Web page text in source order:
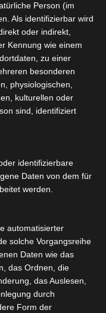
Club Sportif de Korba
(CSK)
Sidi Bouzid
Ligue 2 Pro
Jendouba Sports (JS)
Sidi Bouzid
Ligue 2 Pro
Sidi Bouzid
Ligue 2 Pro
Sidi Bouzid
Ligue 2 Pro
Avenir Sportif de
Kasserine (ASK)
Sidi Bouzid
Ligue 2 Pro
Person (im
Als identifizierbar wird
oder indirekt,
Kennung wie einem
zu einer
besonderen
physiologischen,
kulturellen oder
sind, identifiziert
identifizierbare
Daten von dem für
werden.
automatisierter
solche Vorgangsreihe
Daten wie das
das Ordnen, die
das Auslesen,
durch
Form der